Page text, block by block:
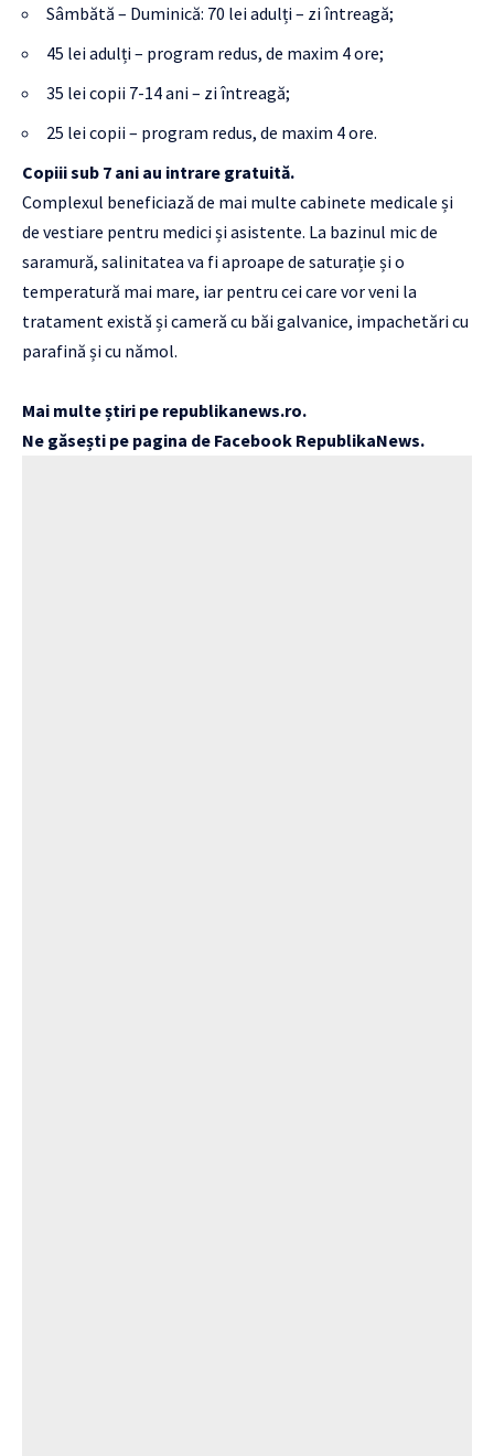
Sâmbătă – Duminică: 70 lei adulți – zi întreagă;
45 lei adulți – program redus, de maxim 4 ore;
35 lei copii 7-14 ani – zi întreagă;
25 lei copii – program redus, de maxim 4 ore.
Copiii sub 7 ani au intrare gratuită.
Complexul beneficiază de mai multe cabinete medicale și
de vestiare pentru medici și asistente. La bazinul mic de
saramură, salinitatea va fi aproape de saturație și o
temperatură mai mare, iar pentru cei care vor veni la
tratament există și cameră cu băi galvanice, impachetări cu
parafină și cu nămol.
Mai multe știri pe republikanews.ro.
Ne găsești pe pagina de Facebook RepublikaNews.